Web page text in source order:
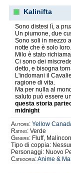
Sto
invaso.
finirà,
in un
Kalinifta
Sono distesi lì, a
Un piumone, due
Sono soli in mezzo
notte che è solo loro.
Milo è stato
Ci sono dei
detto, e bisogna
L'indomani il
ragione di vita.
Ma per nulla al
saluto può essere
questa storia
midnight
Autore: Yellow
Rating: Verde
Genere: Fluff,
Tipo di coppia:
Personaggi: Nuovo
Categoria:Anime &